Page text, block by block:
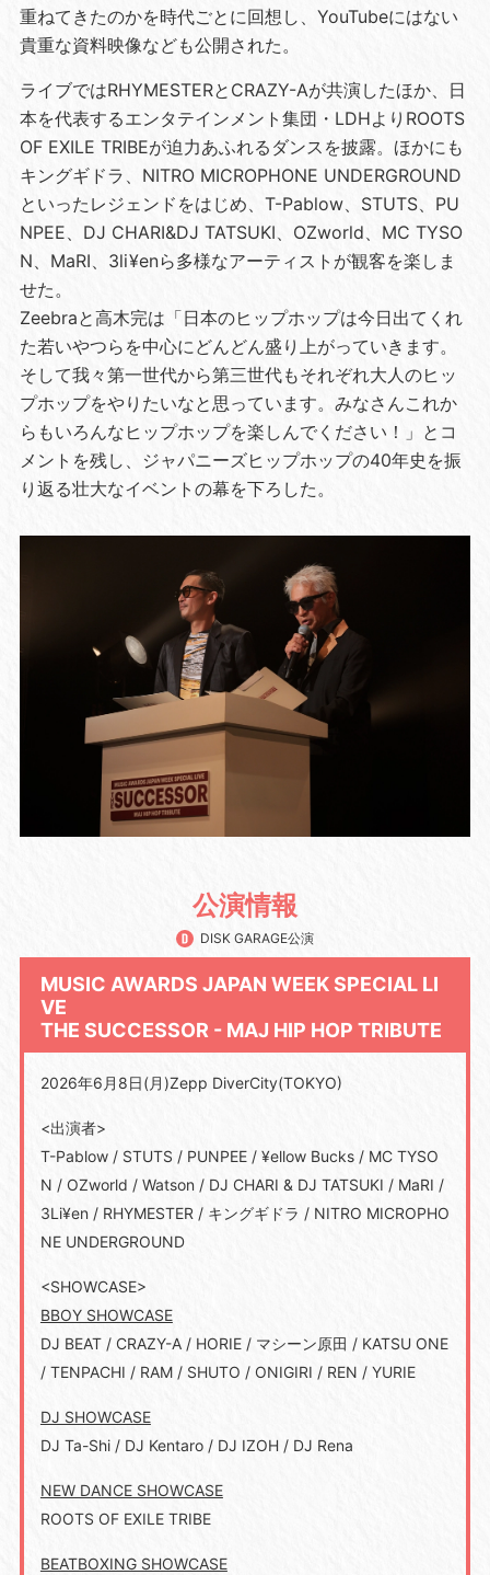
重ねてきたのかを時代ごとに回想し、YouTubeにはない
貴重な資料映像なども公開された。
ライブではRHYMESTERとCRAZY-Aが共演したほか、日
本を代表するエンタテインメント集団・LDHよりROOTS
OF EXILE TRIBEが迫力あふれるダンスを披露。ほかにも
キングギドラ、NITRO MICROPHONE UNDERGROUND
といったレジェンドをはじめ、T-Pablow、STUTS、PU
NPEE、DJ CHARI&DJ TATSUKI、OZworld、MC TYSO
N、MaRI、3li¥enら多様なアーティストが観客を楽しま
せた。
Zeebraと高木完は「日本のヒップホップは今日出てくれ
た若いやつらを中心にどんどん盛り上がっていきます。
そして我々第一世代から第三世代もそれぞれ大人のヒッ
プホップをやりたいなと思っています。みなさんこれか
らもいろんなヒップホップを楽しんでください！」とコ
メントを残し、ジャパニーズヒップホップの40年史を振
り返る壮大なイベントの幕を下ろした。
公演情報
DISK GARAGE公演
MUSIC AWARDS JAPAN WEEK SPECIAL LI
VE
THE SUCCESSOR - MAJ HIP HOP TRIBUTE
2026年6月8日(月)Zepp DiverCity(TOKYO)
<出演者>
T-Pablow / STUTS / PUNPEE / ¥ellow Bucks / MC TYSO
N / OZworld / Watson / DJ CHARI & DJ TATSUKI / MaRI /
3Li¥en / RHYMESTER / キングギドラ / NITRO MICROPHO
NE UNDERGROUND
<SHOWCASE>
BBOY SHOWCASE
DJ BEAT / CRAZY-A / HORIE / マシーン原田 / KATSU ONE
/ TENPACHI / RAM / SHUTO / ONIGIRI / REN / YURIE
DJ SHOWCASE
DJ Ta-Shi / DJ Kentaro / DJ IZOH / DJ Rena
NEW DANCE SHOWCASE
ROOTS OF EXILE TRIBE
BEATBOXING SHOWCASE